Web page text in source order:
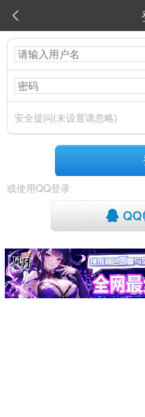

安全提问(未设置请忽略)
或使用QQ登录